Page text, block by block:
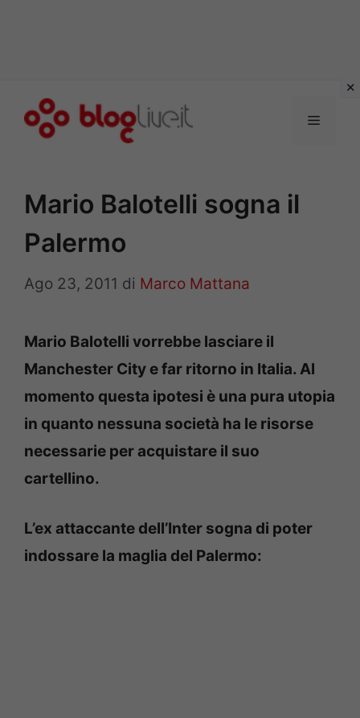
Menu
Mario Balotelli sogna il
Palermo
Ago 23, 2011 di Marco Mattana
Mario Balotelli vorrebbe lasciare il
Manchester City e far ritorno in Italia. Al
momento questa ipotesi è una pura utopia
in quanto nessuna società ha le risorse
necessarie per acquistare il suo
cartellino.
L’ex attaccante dell’Inter sogna di poter
indossare la maglia del Palermo: